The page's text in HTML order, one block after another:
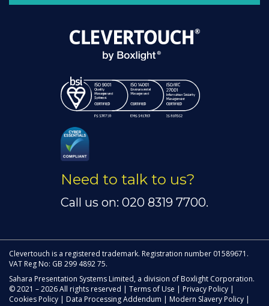
Need to talk to us?
Call us on: 020 8319 7700.
Clevertouch is a registered trademark. Registration number 01589671.
VAT Reg No: GB 299 4892 75.
Sahara Presentation Systems Limited, a division of Boxlight Corporation.
© 2021 – 2026 All rights reserved | Terms of Use | Privacy Policy |
Cookies Policy | Data Processing Addendum | Modern Slavery Policy |